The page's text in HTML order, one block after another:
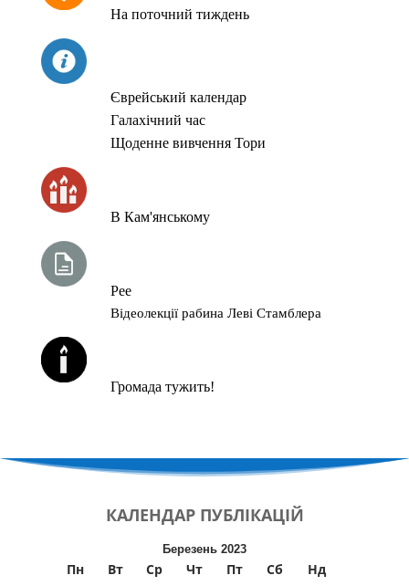
На поточний тиждень
Єврейський календар
Галахічний час
Щоденне вивчення Тори
В Кам'янському
Рее
Відеолекції рабина Леві Стамблера
Громада тужить!
КАЛЕНДАР ПУБЛІКАЦІЙ
Березень 2023
Пн Вт Ср Чт Пт Сб
Нд